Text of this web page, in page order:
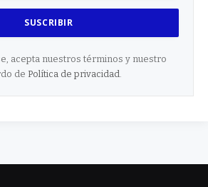
acepta nuestros términos y nuestro
de Política de privacidad.